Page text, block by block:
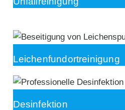
Leichenfundortreinigung
Desinfektion